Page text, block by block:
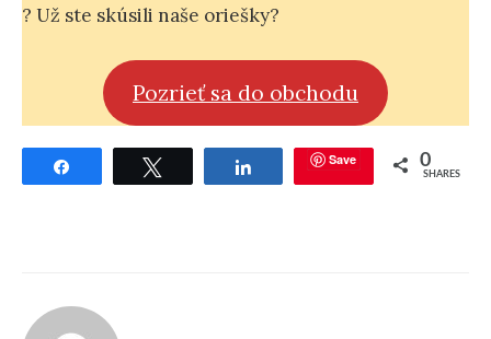
? Už ste skúsili naše oriešky?
Pozrieť sa do obchodu
Save 0
SHARES